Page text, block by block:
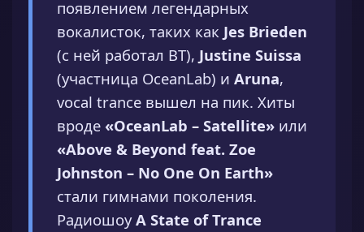
появлением легендарных
вокалисток, таких как Jes Brieden
(с ней работал BT), Justine Suissa
(участница OceanLab) и Aruna,
vocal trance вышел на пик. Хиты
вроде «OceanLab – Satellite» или
«Above & Beyond feat. Zoe
Johnston – No One On Earth»
стали гимнами поколения.
РадиошоуA State of Trance